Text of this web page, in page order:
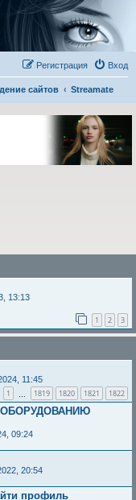
Вход
Регистрация
сайтов Streamate
13:13
1 2 3
11:45
1 1819 1820 1821 1822
09:24
20:54
профиль